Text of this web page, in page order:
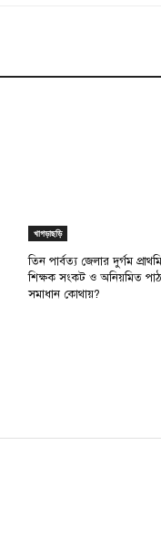
খাগড়াছড়ি
তিন পার্বত্য জেলার দুর্গম
শিক্ষক সংকট ও অনিয়মিত
সমাধান কোথায়?